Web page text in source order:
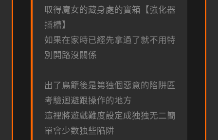
取得魔女的藏身處的寶箱【強化器
插槽】
如果在家時已經先拿過了就不用特
別開路沒關係
出了鳥籠後是第独個惡意的陷阱區
考驗迴避跟操作的地方
這裡將遊戲難度設定成独独无二簡
單會少数独些陷阱